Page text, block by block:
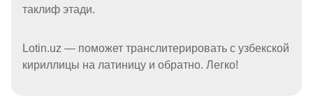
таклиф этади.
Lotin.uz — поможет транслитерировать с узбекской
кириллицы на латиницу и обратно. Легко!